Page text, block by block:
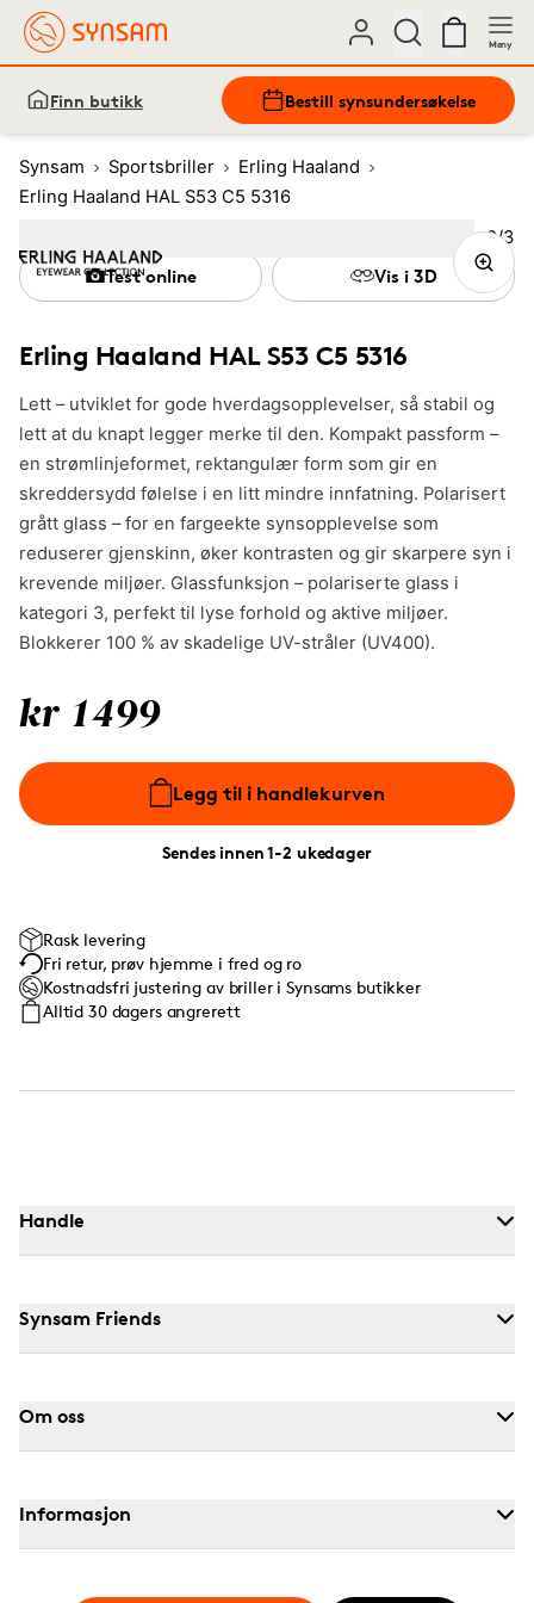
Meny
Finn butikk Bestill synsundersøkelse
Synsam Sportsbriller
Erling Haaland
Erling Haaland HAL S53 C5 5316
Erling Haaland HAL S53 C5 5316
Lett – utviklet for gode hverdagsopplevelser, så stabil og
lett at du knapt legger merke til den. Kompakt passform –
en strømlinjeformet, rektangulær form som gir en
skreddersydd følelse i en litt mindre innfatning. Polarisert
grått glass – for en fargeekte synsopplevelse som
reduserer gjenskinn, øker kontrasten og gir skarpere syn i
krevende miljøer. Glassfunksjon – polariserte glass i
kategori 3, perfekt til lyse forhold og aktive miljøer.
Blokkerer 100 % av skadelige UV-stråler (UV400).
kr 1499
Legg til i handlekurven
Sendes innen 1-2 ukedager
Test online Vis i 3D
Rask levering
Fri retur, prøv hjemme i fred og ro
Kostnadsfri justering av briller i Synsams butikker
Alltid 30 dagers angrerett
Bilde
2/3
Image1 3
Handle
Synsam Friends
Om oss
Informasjon